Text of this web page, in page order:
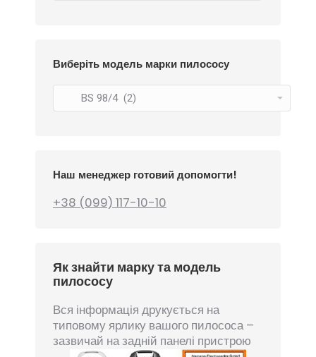
Виберіть модель марки пилососу
Наш менеджер готовий допомогти!
+38 (099) 117-10-10
Як знайти марку та модель
пилососу
Вся інформація друкується на
типовому ярлику вашого пилососа –
зазвичай на задній панелі пристрою